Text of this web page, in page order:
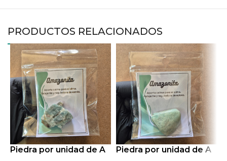
PRODUCTOS RELACIONADOS
Piedra por unidad de A
Piedra por unidad de A